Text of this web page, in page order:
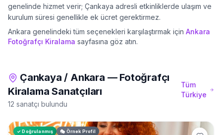
genelinde hizmet verir; Çankaya adresli etkinliklerde ulaşım ve
kurulum süresi genellikle ek ücret gerektirmez.
Ankara genelindeki tüm seçenekleri karşılaştırmak için Ankara
Fotoğrafçı Kiralama sayfasına göz atın.
Çankaya / Ankara — Fotoğrafçı
Kiralama Sanatçıları
12 sanatçı bulundu
Tüm
Türkiye
✓ Doğrulanmış 🎭 Örnek Profil